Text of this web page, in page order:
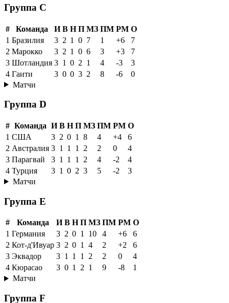
Группа C
# Команда И В Н П МЗ ПМ РМ О
1 Бразилия 3 2 1 0 7 1 +6
7
2 Марокко 3 2 1 0 6 3 +3
7
3 Шотландия 3 1 0 2 1 4 -3
3
4 Гаити 3 0 0 3 2 8 -6
0
Матчи
Группа D
# Команда И В Н П МЗ ПМ РМ О
1 США 3 2 0 1 8 4 +4
6
2 Австралия 3 1 1 1 2 2 0
4
3 Парагвай 3 1 1 1 2 4 -2
4
4 Турция 3 1 0 2 3 5 -2
3
Матчи
Группа E
# Команда И В Н П МЗ ПМ РМ О
1 Германия 3 2 0 1 10 4 +6
6
2 Кот-д'Ивуар 3 2 0 1 4 2 +2
6
3 Эквадор 3 1 1 1 2 2 0
4
4 Кюрасао 3 0 1 2 1 9 -8
1
Матчи
Группа F